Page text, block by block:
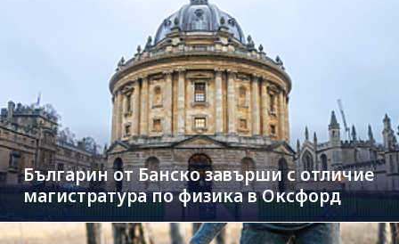
Българин от Банско завърши с отличие
магистратура по физика в Оксфорд